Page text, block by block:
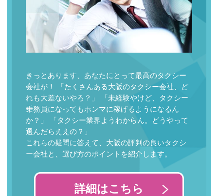
きっとあります、あなたにとって最高のタクシー
会社が！ 「たくさんある大阪のタクシー会社、ど
れも大差ないやろ？」 「未経験やけど、タクシー
乗務員になってもホンマに稼げるようになるん
か？」 「タクシー業界ようわからん。どうやって
選んだらええの？」
これらの疑問に答えて、大阪の評判の良いタクシ
ー会社と、選び方のポイントを紹介します。
詳細はこちら